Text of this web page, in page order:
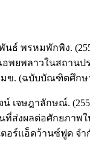
นธ์ พรหมพักพิง.
อพยพลาวในสถานป
ข. (ฉบับบัณฑิตศึกษา
เจษฎาลักษณ์.
ที่ส่งผลต่อศักยภาพ
อร์แอ็ดว้านซ์ฟูด จำ